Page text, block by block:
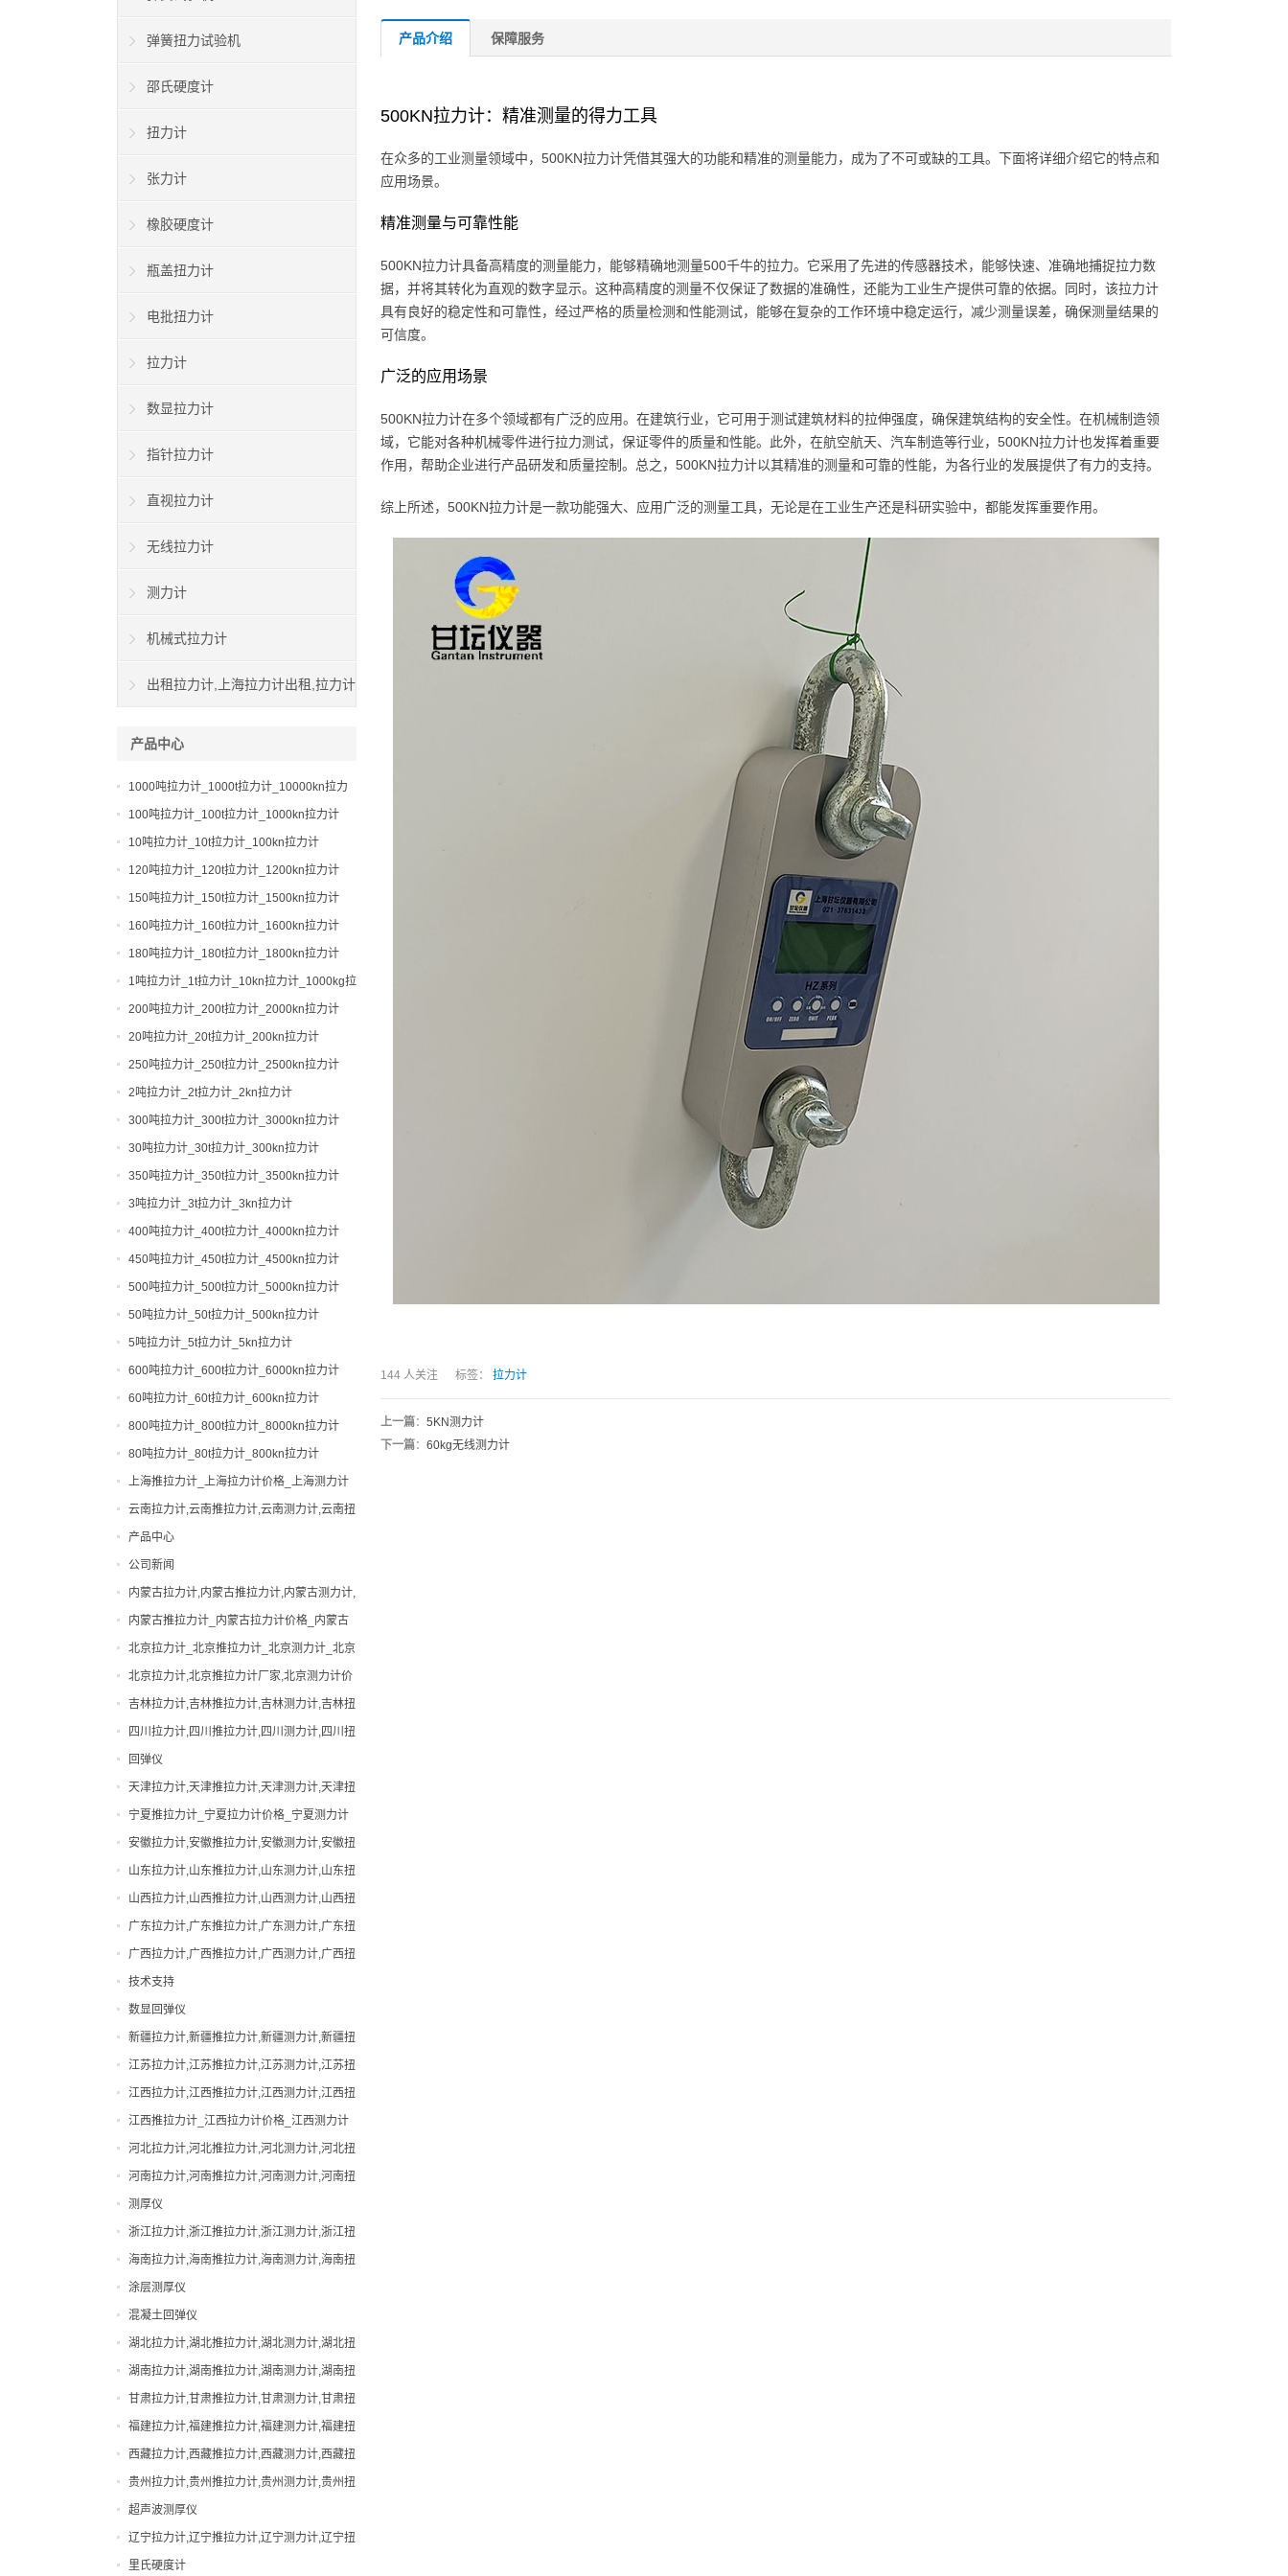
产品介绍 保障服务
500KN拉力计：精准测量的得力工具
在众多的工业测量领域中，500KN拉力计凭借其强大的功能和精准的测量能力，成为了不可或缺的工具。下面将详细介绍它的特点和
应用场景。
精准测量与可靠性能
500KN拉力计具备高精度的测量能力，能够精确地测量500千牛的拉力。它采用了先进的传感器技术，能够快速、准确地捕捉拉力数
据，并将其转化为直观的数字显示。这种高精度的测量不仅保证了数据的准确性，还能为工业生产提供可靠的依据。同时，该拉力计
具有良好的稳定性和可靠性，经过严格的质量检测和性能测试，能够在复杂的工作环境中稳定运行，减少测量误差，确保测量结果的
可信度。
广泛的应用场景
500KN拉力计在多个领域都有广泛的应用。在建筑行业，它可用于测试建筑材料的拉伸强度，确保建筑结构的安全性。在机械制造领
域，它能对各种机械零件进行拉力测试，保证零件的质量和性能。此外，在航空航天、汽车制造等行业，500KN拉力计也发挥着重要
作用，帮助企业进行产品研发和质量控制。总之，500KN拉力计以其精准的测量和可靠的性能，为各行业的发展提供了有力的支持。
综上所述，500KN拉力计是一款功能强大、应用广泛的测量工具，无论是在工业生产还是科研实验中，都能发挥重要作用。
144 人关注 标签： 拉力计
上一篇： 5KN测力计
下一篇： 60kg无线测力计
弹簧扭力试验机
邵氏硬度计
扭力计
张力计
橡胶硬度计
瓶盖扭力计
电批扭力计
拉力计
数显拉力计
指针拉力计
直视拉力计
无线拉力计
测力计
机械式拉力计
出租拉力计,上海拉力计出租,拉力计
产品中心
1000吨拉力计_1000t拉力计_10000kn拉力
计
100吨拉力计_100t拉力计_1000kn拉力计
10吨拉力计_10t拉力计_100kn拉力计
120吨拉力计_120t拉力计_1200kn拉力计
150吨拉力计_150t拉力计_1500kn拉力计
160吨拉力计_160t拉力计_1600kn拉力计
180吨拉力计_180t拉力计_1800kn拉力计
1吨拉力计_1t拉力计_10kn拉力计_1000kg拉
力计
200吨拉力计_200t拉力计_2000kn拉力计
20吨拉力计_20t拉力计_200kn拉力计
250吨拉力计_250t拉力计_2500kn拉力计
2吨拉力计_2t拉力计_2kn拉力计
300吨拉力计_300t拉力计_3000kn拉力计
30吨拉力计_30t拉力计_300kn拉力计
350吨拉力计_350t拉力计_3500kn拉力计
3吨拉力计_3t拉力计_3kn拉力计
400吨拉力计_400t拉力计_4000kn拉力计
450吨拉力计_450t拉力计_4500kn拉力计
500吨拉力计_500t拉力计_5000kn拉力计
50吨拉力计_50t拉力计_500kn拉力计
5吨拉力计_5t拉力计_5kn拉力计
600吨拉力计_600t拉力计_6000kn拉力计
60吨拉力计_60t拉力计_600kn拉力计
800吨拉力计_800t拉力计_8000kn拉力计
80吨拉力计_80t拉力计_800kn拉力计
上海推拉力计_上海拉力计价格_上海测力计
厂家|型号
云南拉力计,云南推拉力计,云南测力计,云南扭
力计,云南邵氏硬度计
产品中心
0-200吨拉力计
0-200吨测力计
出租拉力计,上海拉力计出租,拉力计租赁,船
用拉力计出租
张力计
弹簧扭力试验机
弹簧试验机
手动拉力试验机
扭力计
拉力计
指针拉力计
指针推拉力计
数显拉力计
数显推拉力计
无线拉力计
无线测力计
机械式拉力计
橡胶硬度计
测力计
瓶盖扭力计
电动拉力试验机
电批扭力计
直视拉力计
直视测力计
邵氏硬度计
公司新闻
便携式硬度计
内蒙古拉力计,内蒙古推拉力计,内蒙古测力计,
内蒙古扭力计,内蒙古邵氏硬度计
内蒙古推拉力计_内蒙古拉力计价格_内蒙古
测力计厂家|型号
北京拉力计_北京推拉力计_北京测力计_北京
扭力计_北京硬度计
北京拉力计,北京推拉力计厂家,北京测力计价
格
吉林拉力计,吉林推拉力计,吉林测力计,吉林扭
力计,吉林邵氏硬度计
四川拉力计,四川推拉力计,四川测力计,四川扭
力计,四川邵氏硬度计
回弹仪
天津拉力计,天津推拉力计,天津测力计,天津扭
力计,天津邵氏硬度计
宁夏推拉力计_宁夏拉力计价格_宁夏测力计
厂家|型号
安徽拉力计,安徽推拉力计,安徽测力计,安徽扭
力计,安徽邵氏硬度计
山东拉力计,山东推拉力计,山东测力计,山东扭
力计,山东邵氏硬度计
山西拉力计,山西推拉力计,山西测力计,山西扭
力计,山西邵氏硬度计
广东拉力计,广东推拉力计,广东测力计,广东扭
力计,广东邵氏硬度计
广西拉力计,广西推拉力计,广西测力计,广西扭
力计,广西邵氏硬度计
技术支持
数显回弹仪
新疆拉力计,新疆推拉力计,新疆测力计,新疆扭
力计,新疆邵氏硬度计
江苏拉力计,江苏推拉力计,江苏测力计,江苏扭
力计,江苏邵氏硬度计
江西拉力计,江西推拉力计,江西测力计,江西扭
力计,江西邵氏硬度计
江西推拉力计_江西拉力计价格_江西测力计
厂家|型号
河北拉力计,河北推拉力计,河北测力计,河北扭
力计,河北邵氏硬度计
河南拉力计,河南推拉力计,河南测力计,河南扭
力计,河南邵氏硬度计
测厚仪
浙江拉力计,浙江推拉力计,浙江测力计,浙江扭
力计,浙江邵氏硬度计
海南拉力计,海南推拉力计,海南测力计,海南扭
力计,海南邵氏硬度计
涂层测厚仪
混凝土回弹仪
湖北拉力计,湖北推拉力计,湖北测力计,湖北扭
力计,湖北邵氏硬度计
湖南拉力计,湖南推拉力计,湖南测力计,湖南扭
力计,湖南邵氏硬度计
甘肃拉力计,甘肃推拉力计,甘肃测力计,甘肃扭
力计,甘肃邵氏硬度计
福建拉力计,福建推拉力计,福建测力计,福建扭
力计,福建邵氏硬度计
西藏拉力计,西藏推拉力计,西藏测力计,西藏扭
力计,西藏邵氏硬度计
贵州拉力计,贵州推拉力计,贵州测力计,贵州扭
力计,贵州邵氏硬度计
超声波测厚仪
辽宁拉力计,辽宁推拉力计,辽宁测力计,辽宁扭
力计,辽宁邵氏硬度计
里氏硬度计